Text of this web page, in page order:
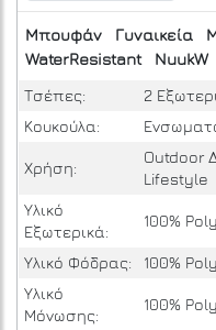
Μπουφάν Γυναικεία
WaterResistant
NuukW
Τσέπες:
2
Κουκούλα:
Χρήση:
Outdoor
Lifestyle
Υλικό
Εξωτερικά:
100%
Υλικό Φόδρας:
100%
Υλικό
Μόνωσης:
100%